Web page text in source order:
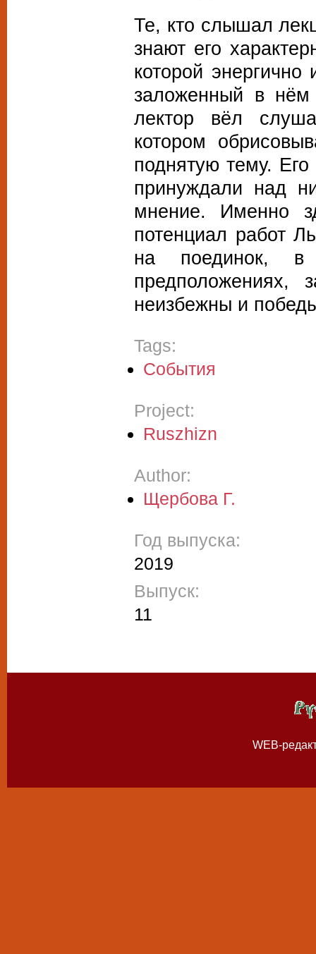
Те, кто слышал
знают его
которой энергично
заложенный в
лектор вёл
котором
поднятую тему.
принуждали над
мнение. Именно
потенциал работ
на поединок, в
предположениях,
неизбежны и
Tags:
События
Project:
Ruszhizn
Author:
Щербова Г.
Год выпуска:
2019
Выпуск:
11
WEB-